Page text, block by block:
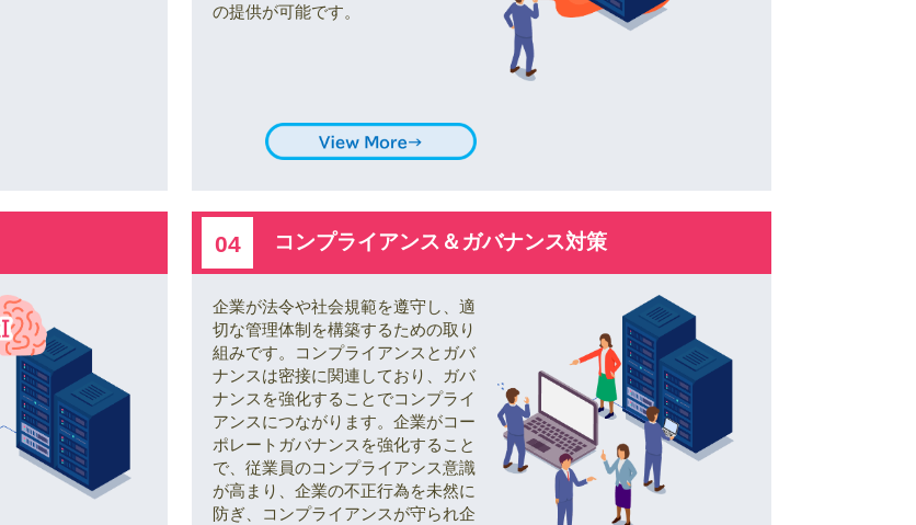
の提供が可能です。
04 コンプライアンス＆ガバナンス対策
企業が法令や社会規範を遵守し、適
切な管理体制を構築するための取り
組みです。コンプライアンスとガバ
ナンスは密接に関連しており、ガバ
ナンスを強化することでコンプライ
アンスにつながります。企業がコー
ポレートガバナンスを強化すること
で、従業員のコンプライアンス意識
が高まり、企業の不正行為を未然に
防ぎ、コンプライアンスが守られ企